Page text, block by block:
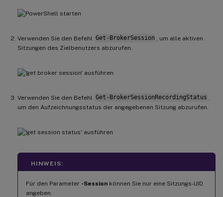
Verwenden Sie den Befehl Get-BrokerSession
, um alle aktiven
Sitzungen des Zielbenutzers abzurufen.
Verwenden Sie den Befehl Get-BrokerSessionRecordingStatus
um den Aufzeichnungsstatus der angegebenen Sitzung abzurufen.
HINWEIS:
Für den Parameter -Session können Sie nur eine Sitzungs-UID
angeben.